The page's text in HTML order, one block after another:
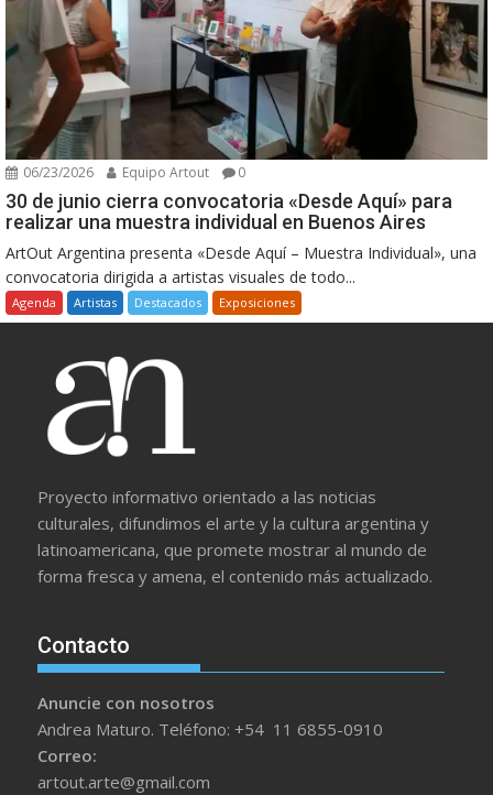
06/23/2026 Equipo Artout 0
30 de junio cierra convocatoria «Desde Aquí» para
realizar una muestra individual en Buenos Aires
ArtOut Argentina presenta «Desde Aquí – Muestra Individual», una
convocatoria dirigida a artistas visuales de todo...
Agenda Artistas Destacados Exposiciones
Proyecto informativo orientado a las noticias
culturales, difundimos el arte y la cultura argentina y
latinoamericana, que promete mostrar al mundo de
forma fresca y amena, el contenido más actualizado.
Contacto
Anuncie con nosotros
Andrea Maturo. Teléfono: +54 11 6855-0910
Correo:
artout.arte@gmail.com